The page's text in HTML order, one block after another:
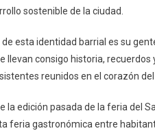
sostenible de la ciudad.
de esta identidad barrial es su
llevan consigo historia,
reunidos en el corazón
la edición pasada de la feria del
feria gastronómica entre